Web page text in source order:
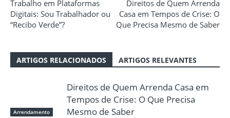
Trabalho em Plataformas
Digitais: Sou Trabalhador ou
“Recibo Verde”?
Direitos de Quem Arrenda
Casa em Tempos de Crise: O
Que Precisa Mesmo de Saber
ARTIGOS RELACIONADOS ARTIGOS RELEVANTES
Arrendamento
Direitos de Quem Arrenda Casa em
Tempos de Crise: O Que Precisa
Mesmo de Saber